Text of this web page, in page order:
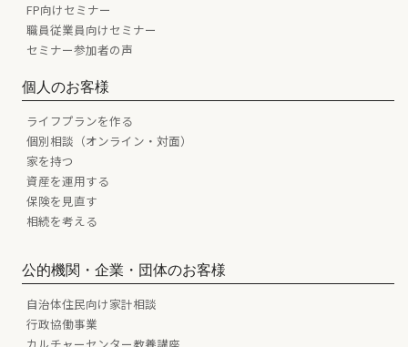
FP向けセミナー
職員従業員向けセミナー
セミナー参加者の声
個人のお客様
ライフプランを作る
個別相談（オンライン・対面）
家を持つ
資産を運用する
保険を見直す
相続を考える
公的機関・企業・団体のお客様
自治体住民向け家計相談
行政協働事業